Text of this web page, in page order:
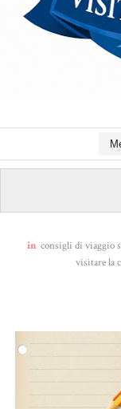
in consigli di viaggio
visitare la